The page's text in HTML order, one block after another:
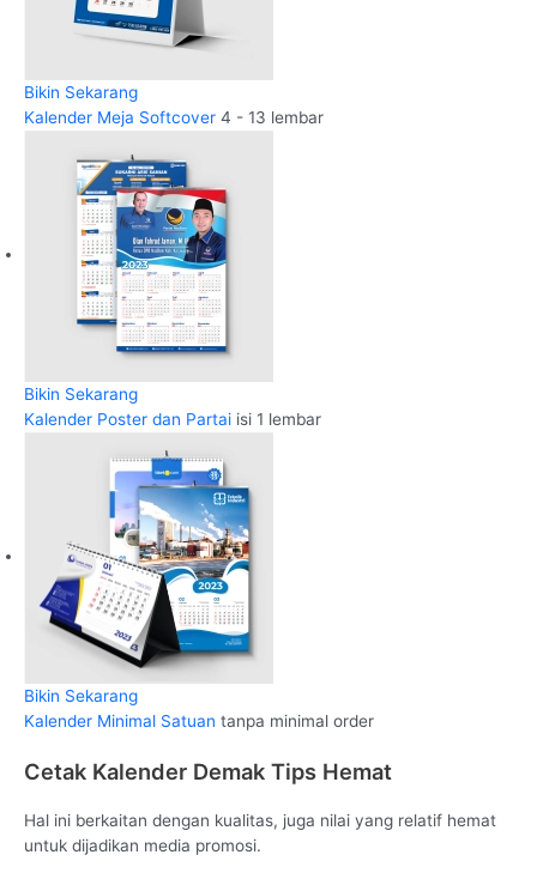
Bikin Sekarang
Kalender Meja Softcover 4 - 13 lembar
Bikin Sekarang
Kalender Poster dan Partai isi 1 lembar
Bikin Sekarang
Kalender Minimal Satuan tanpa minimal order
Cetak Kalender Demak Tips Hemat
Hal ini berkaitan dengan kualitas, juga nilai yang relatif hemat
untuk dijadikan media promosi.